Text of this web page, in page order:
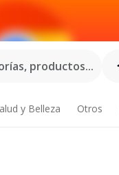
productos...
y Belleza Otros